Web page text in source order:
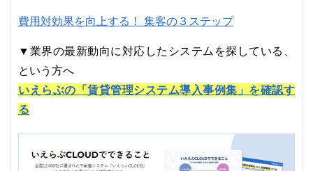
費用対効果を向上する！ 集客の３ステップ
▼業界の最新動向に対応したシステムを探している、
という方へ
いえらぶの「賃貸管理システム導入事例集」を確認す
る